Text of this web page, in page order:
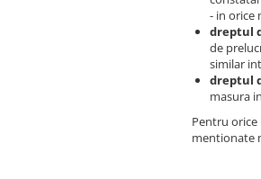
- in orice
dreptul
de
similar
dreptul
masura
Pentru
mentionate